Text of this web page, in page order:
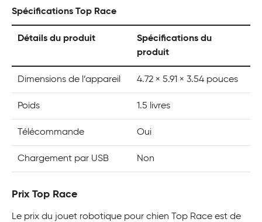
Spécifications Top Race
Détails du produit
Spécifications du
produit
Dimensions de l’appareil 4.72 × 5.91 × 3.54 pouces
Poids 1.5 livres
Télécommande Oui
Chargement par USB Non
Prix Top Race
Le prix du jouet robotique pour chien Top Race est de